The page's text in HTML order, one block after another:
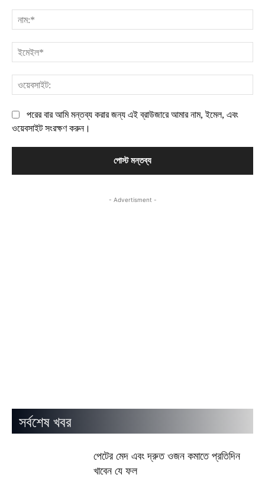
পরের বার আমি মন্তব্য করার জন্য এই ব্রাউজারে আমার নাম, ইমেল, এবং
ওয়েবসাইট সংরক্ষণ করুন।
- Advertisment -
সর্বশেষ খবর
পেটের মেদ এবং দ্রুত ওজন কমাতে প্রতিদিন
খাবেন যে ফল